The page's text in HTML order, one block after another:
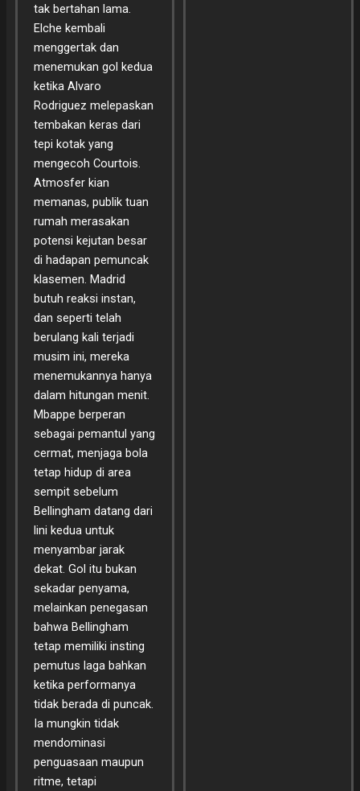
tak bertahan lama.
Elche kembali
menggertak dan
menemukan gol kedua
ketika Alvaro
Rodriguez melepaskan
tembakan keras dari
tepi kotak yang
mengecoh Courtois.
Atmosfer kian
memanas, publik tuan
rumah merasakan
potensi kejutan besar
di hadapan pemuncak
klasemen. Madrid
butuh reaksi instan,
dan seperti telah
berulang kali terjadi
musim ini, mereka
menemukannya hanya
dalam hitungan menit.
Mbappe berperan
sebagai pemantul yang
cermat, menjaga bola
tetap hidup di area
sempit sebelum
Bellingham datang dari
lini kedua untuk
menyambar jarak
dekat. Gol itu bukan
sekadar penyama,
melainkan penegasan
bahwa Bellingham
tetap memiliki insting
pemutus laga bahkan
ketika performanya
tidak berada di puncak.
Ia mungkin tidak
mendominasi
penguasaan maupun
ritme, tetapi